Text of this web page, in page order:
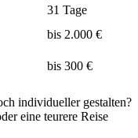
31 Tage
bis 2.000 €
bis 300 €
individueller gestalten?
eine teurere Reise